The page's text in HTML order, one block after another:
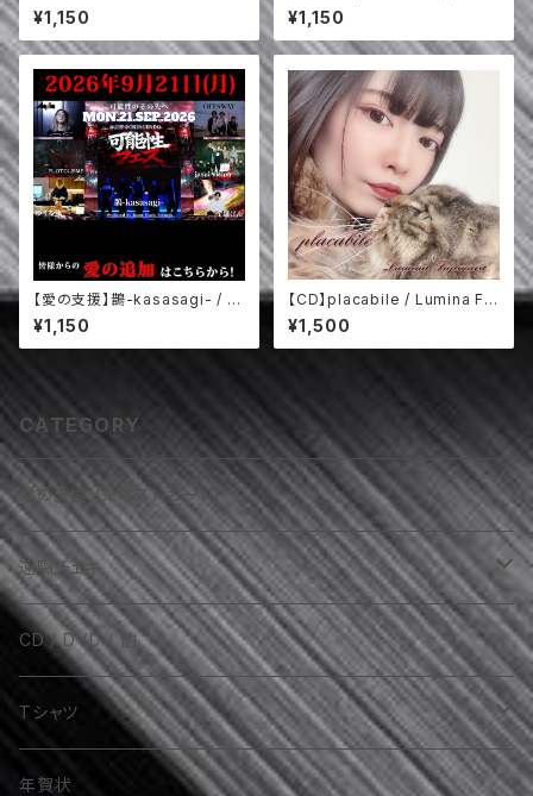
ケッチ / ヂキル&ハイド / GREA
T CONFUSION (7/31)
¥1,150
SDEAD / NERVOUS BREAK
DOWN / BRAVESTAKER / H
ERITAGE (11/21)
¥1,150
【愛の支援】鵲-kasasagi- / P
LOTOLEMS / jasui vision /
OFFSWAY / Aqilla (9/21)
¥1,150
【CD】placabile / Lumina Fuj
imura
¥1,500
CATEGORY
愛の支援 (※ポストカード)
遠隔チェキ
AKIRA（VOLCANO / 他）
RELUNA（Regina fantasma）
魔威呼（金城舞子）
CD / DVD / 他
Tシャツ
LOUD&PROUD
年賀状